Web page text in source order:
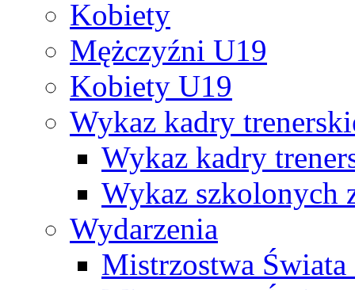
Kobiety
Mężczyźni U19
Kobiety U19
Wykaz kadry
Wykaz kadry
Wykaz szkolonych
Wydarzenia
Mistrzostwa